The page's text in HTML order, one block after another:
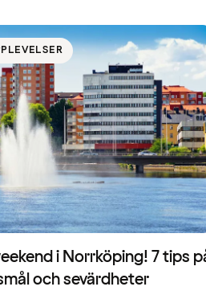
i Norrköping! 7 tips
och sevärdheter